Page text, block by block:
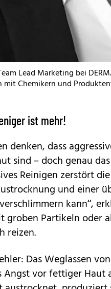
Lead Marketing bei
mit Chemikern und
ist mehr!
denken, dass
sind – doch genau
Reinigen zerstört
und einer
kann“,
groben Partikeln oder
reizen.
Das Weglassen
Angst vor fettiger Haut